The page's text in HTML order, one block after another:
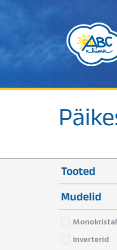
Tooted
Mudelid
Inverterid